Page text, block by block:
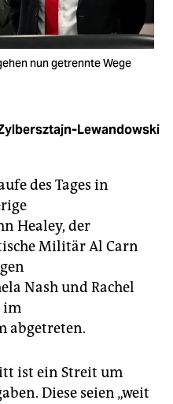
nun getrennte Wege
Lewandowski
des Tages in
Healey, der
Militär Al Carn
Nash und Rachel
im
abgetreten.
ist ein Streit um
Diese seien „weit